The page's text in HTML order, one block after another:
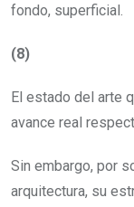
fondo, superficial.
(8)
El estado del arte
avance real
Sin embargo, por
arquitectura, su